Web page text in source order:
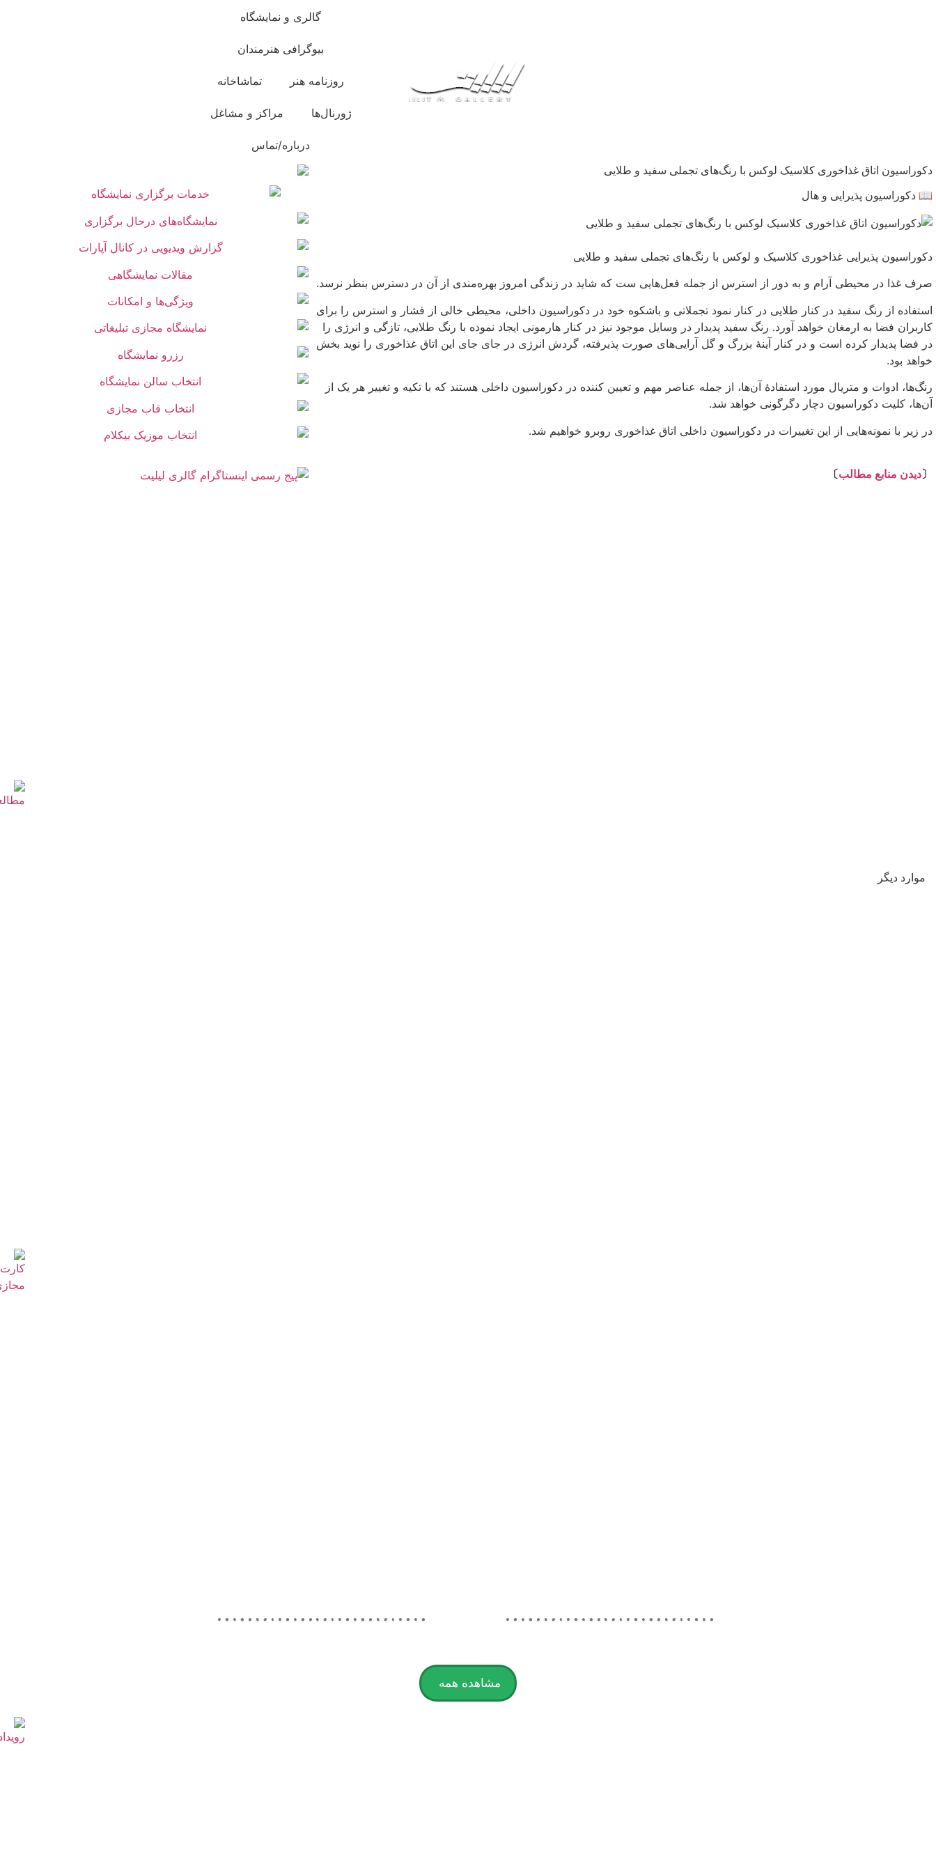
گالری و نمایشگاه
بیوگرافی هنرمندان
روزنامه هنر تماشاخانه
ژورنال‌ها مراکز و مشاغل
درباره/تماس
دکوراسیون اتاق غذاخوری کلاسیک لوکس با رنگ‌های تجملی سفید و طلایی
📖 دکوراسیون پذیرایی و هال
دکوراسیون پذیرایی غذاخوری کلاسیک و لوکس با رنگ‌های تجملی سفید و طلایی
صرف غذا در محیطی آرام و به دور از استرس از جمله فعل‌هایی ست که شاید در زندگی امروز بهره‌مندی از آن در دسترس بنظر نرسد.
استفاده از رنگ سفید در کنار طلایی در کنار نمود تجملاتی و باشکوه خود در دکوراسیون داخلی، محیطی خالی از فشار و استرس را برای
کاربران فضا به ارمغان خواهد آورد. رنگ سفید پدیدار در وسایل موجود نیز در کنار هارمونی ایجاد نموده با رنگ طلایی، تازگی و انرژی را
در فضا پدیدار کرده است و در کنار آینهٔ بزرگ و گل آرایی‌های صورت پذیرفته، گردش انرژی در جای جای این اتاق غذاخوری را نوید بخش
خواهد بود.
رنگ‌ها، ادوات و متریال مورد استفادهٔ آن‌ها، از جمله عناصر مهم و تعیین کننده در دکوراسیون داخلی هستند که با تکیه و تغییر هر یک از
آن‌ها، کلیت دکوراسیون دچار دگرگونی خواهد شد.
در زیر با نمونه‌هایی از این تغییرات در دکوراسیون داخلی اتاق غذاخوری روبرو خواهیم شد.
〔دیدن منابع مطالب〕
موارد دیگر
مشاهده همه